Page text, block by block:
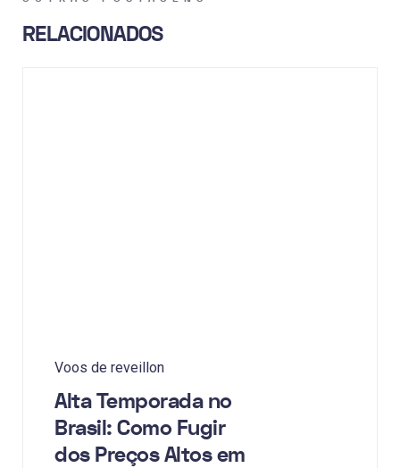
RELACIONADOS
Voos de reveillon
Alta Temporada no
Brasil: Como Fugir
dos Preços Altos em